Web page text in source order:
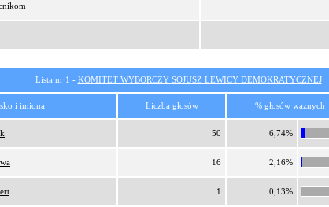
Lista nr 1 - KOMITET WYBORCZY SOJUSZ LEWICY DEMOKRATYCZNEJ
i imiona Liczba głosów % głosów ważnych
50 6,74%
16 2,16%
1 0,13%